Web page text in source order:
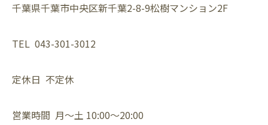
千葉県千葉市中央区新千葉2-8-9松樹マンション2F
TEL 043-301-3012
定休日 不定休
営業時間 月〜土 10:00〜20:00